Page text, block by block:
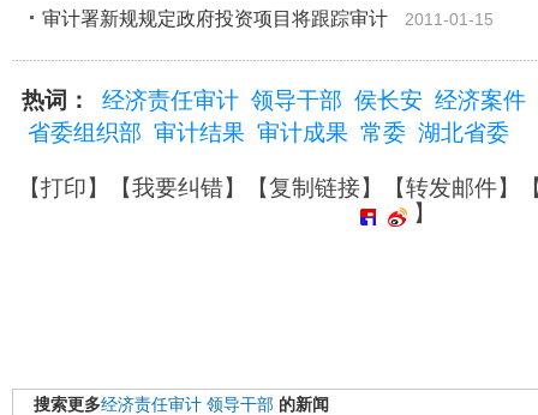
审计署新规规定政府投资项目将跟踪审计
2011-01-15
热词： 经济责任审计 领导干部 侯长安 经济案件
省委组织部 审计结果 审计成果 常委 湖北省委
【打印】【我要纠错】【复制链接】【转发邮件】
】
搜索更多经济责任审计 领导干部 的新闻